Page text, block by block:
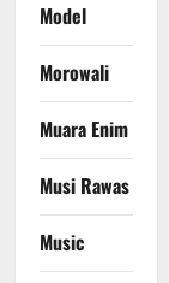
Model
Morowali
Muara Enim
Musi Rawas
Music